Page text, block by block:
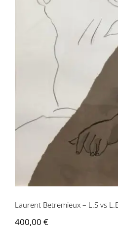
Laurent
Laurent Betremieux – L.S vs
400,00 €